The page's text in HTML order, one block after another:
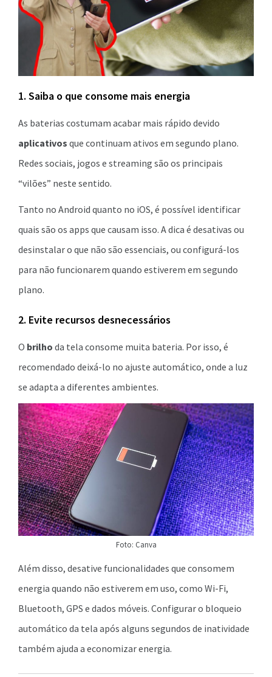
1. Saiba o que consome mais energia
As baterias costumam acabar mais rápido devido
aplicativos que continuam ativos em segundo plano.
Redes sociais, jogos e streaming são os principais
“vilões” neste sentido.
Tanto no Android quanto no iOS, é possível identificar
quais são os apps que causam isso. A dica é desativas ou
desinstalar o que não são essenciais, ou configurá-los
para não funcionarem quando estiverem em segundo
plano.
2. Evite recursos desnecessários
O brilho da tela consome muita bateria. Por isso, é
recomendado deixá-lo no ajuste automático, onde a luz
se adapta a diferentes ambientes.
Foto: Canva
Além disso, desative funcionalidades que consomem
energia quando não estiverem em uso, como Wi-Fi,
Bluetooth, GPS e dados móveis. Configurar o bloqueio
automático da tela após alguns segundos de inatividade
também ajuda a economizar energia.